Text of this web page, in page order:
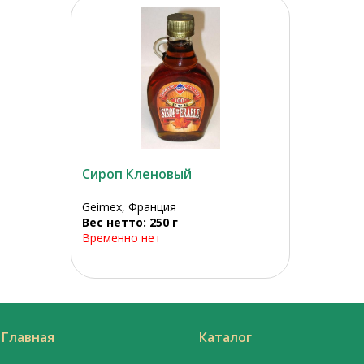
Сироп Кленовый
Geimex, Франция
Вес нетто: 250 г
Временно нет
Главная Каталог